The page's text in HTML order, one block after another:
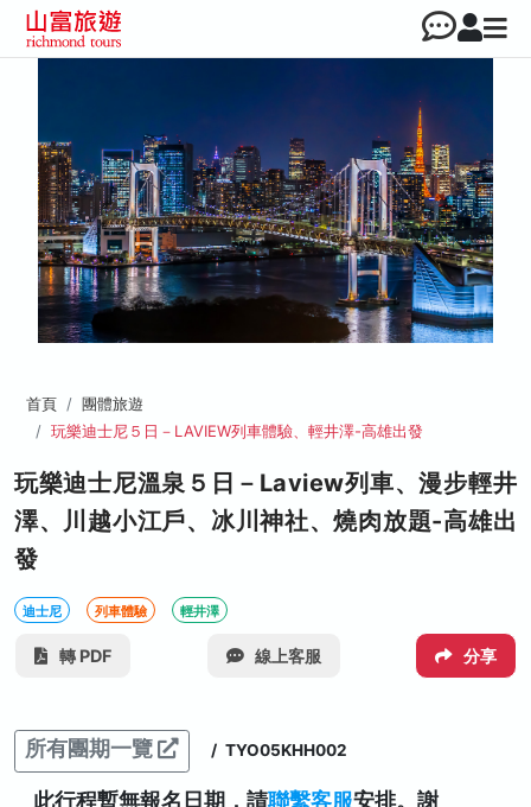
首頁
團體旅遊
玩樂迪士尼５日－LAVIEW列車體驗、輕井澤-高雄出發
玩樂迪士尼溫泉５日－Laview列車、漫步輕井
澤、川越小江戶、冰川神社、燒肉放題-高雄出
發
迪士尼 列車體驗 輕井澤
轉 PDF 線上客服 分享
所有團期一覽 / TYO05KHH002
此行程暫無報名日期，請聯繫客服安排。謝